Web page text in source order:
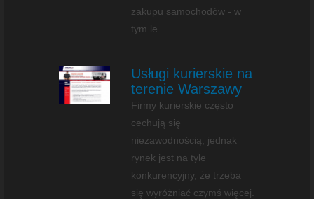
zakupu samochodów - w
tym le...
Usługi kurierskie na
terenie Warszawy
Firmy kurierskie często
cechują się
niezawodnością, jednak
rynek jest na tyle
konkurencyjny, że trzeba
się wyróżniać czymś więcej.